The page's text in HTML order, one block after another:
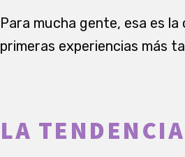
Para mucha gente, esa es
primeras experiencias más
LA